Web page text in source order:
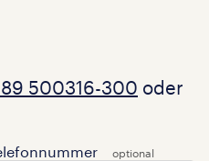
500316-300 oder